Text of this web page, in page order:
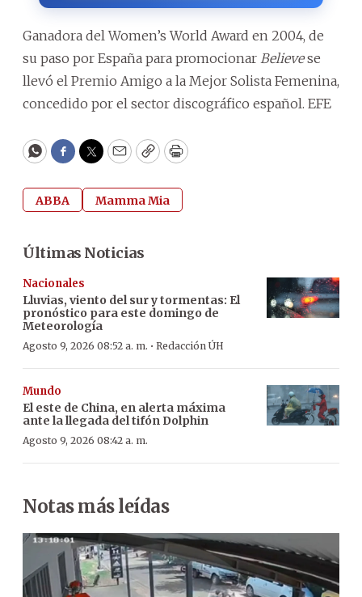
Ganadora del Women’s World Award en 2004, de
su paso por España para promocionar Believese
llevó el Premio Amigo a la Mejor Solista Femenina,
concedido por el sector discográfico español. EFE
WhatsApp
Facebook
Twitter
EmailCopyPrint
ABBA Mamma Mia
Últimas Noticias
Nacionales
Lluvias, viento del sur y tormentas: El
pronóstico para este domingo de
Meteorología
Agosto 9, 2026 08:52 a. m. · Redacción ÚH
Mundo
El este de China, en alerta máxima
ante la llegada del tifón Dolphin
Agosto 9, 2026 08:42 a. m.
Notas más leídas